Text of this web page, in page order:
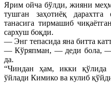
Ярим ойча бўлди, жияни
тушган заҳотиёқ
танасига тирмашиб
сархуш боқди.
— Энг тепасида яна битта
— Кўряпман, — деди бола, —
да.
“Чиндан ҳам, икки қўлида
ўйлади Кимико ва кулиб